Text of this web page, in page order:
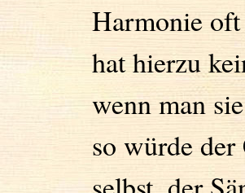
Harmonie
hat hierzu
wenn man
so würde